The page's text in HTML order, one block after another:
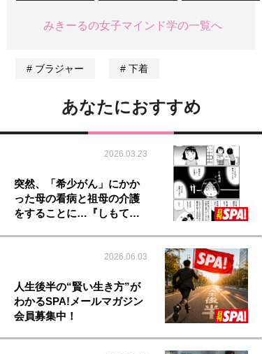
みきーるの女子マインド学の一覧へ
ブラジャー 下着
あなたにおすすめ
2026.03.23
突然、「希少がん」にかか
った母の看病と祖母の介護
をすることに…『しもて…
2026.06.03
人生後半の“賢い生き方”が
わかるSPA!メールマガジン
会員募集中！